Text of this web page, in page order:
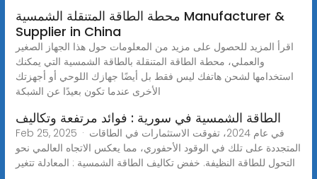
محطة الطاقة المتنقلة الشمسية Manufacturer &
Supplier in China
اقرأ المزيد للحصول على مزيد من المعلومات حول هذا الجهاز الصغير
والعملي، محطة الطاقة المتنقلة بالطاقة الشمسية التي يمكنك
استخدامها لشحن هاتفك ليس فقط بل أيضًا جهازك اللوحي أو أجهزتك
الأخرى عندما تكون بعيدًا عن الشبكة
الطاقة الشمسية في سورية : فوائد مرتفعة وتكاليف
Feb 25, 2025 · في عام 2024، تفوقت الاستثمارات في الطاقات
المتجددة على تلك في الوقود الأحفوري، مما يعكس الاتجاه العالمي نحو
التحول للطاقة النظيفة. خفض تكاليف الطاقة الشمسية : المعادلة تتغير